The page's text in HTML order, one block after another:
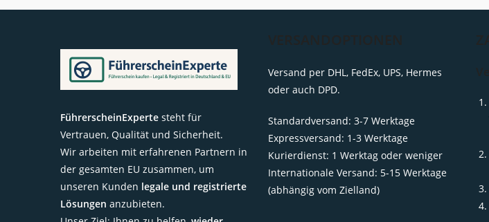
FührerscheinExperte steht für
Vertrauen, Qualität und Sicherheit.
Wir arbeiten mit erfahrenen Partnern in
der gesamten EU zusammen, um
unseren Kunden legale und registrierte
Lösungen anzubieten.
Versand per DHL, FedEx, UPS, Hermes
oder auch DPD.
Standardversand: 3-7 Werktage
Expressversand: 1-3 Werktage
Kurierdienst: 1 Werktag oder weniger
Internationale Versand: 5-15 Werktage
(abhängig vom Zielland)